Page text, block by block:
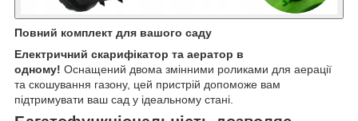
Повний комплект для вашого саду
Електричний скарифікатор та аератор в
одному! Оснащений двома змінними роликами для аерації
та скошування газону, цей пристрій допоможе вам
підтримувати ваш сад у ідеальному стані.